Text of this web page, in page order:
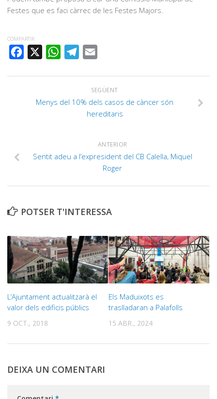
Festes que es faci càrrec de les Festes Majors.
COMPARTIR
FACEBOOK
WHATSAPPTELEGRAM
SEGÜENT
Menys del 10% dels casos de càncer són
hereditaris
ANTERIOR
Sentit adeu a l’expresident del CB Calella, Miquel
Roger
POTSER T'INTERESSA
L’Ajuntament actualitzarà el
valor dels edificis públics
9 OCT., 2018
Els Maduixots es
traslladaran a Palafolls
15 ABR., 2024
DEIXA UN COMENTARI